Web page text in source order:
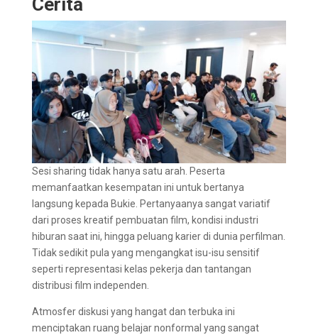
Sesi sharing tidak hanya satu arah. Peserta
memanfaatkan kesempatan ini untuk bertanya
langsung kepada Bukie. Pertanyaanya sangat variatif
dari proses kreatif pembuatan film, kondisi industri
hiburan saat ini, hingga peluang karier di dunia perfilman.
Tidak sedikit pula yang mengangkat isu-isu sensitif
seperti representasi kelas pekerja dan tantangan
distribusi film independen.
Atmosfer diskusi yang hangat dan terbuka ini
menciptakan ruang belajar nonformal yang sangat